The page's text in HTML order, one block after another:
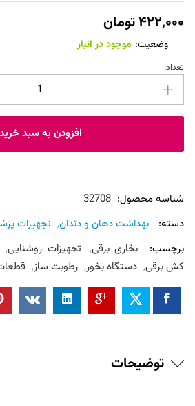
۴۲۲,۰۰۰تومان
وضعیت: موجود در انبار
چسب
دندان
مصنوعی
تعداد:
افزودن به سبد خرید
شناسه محصول: 32708
دسته:
بهداشت دهان و دندان, تجهیزات
برچسب:
بخاری برقی, تجهیزات روشنایی,
کش برقی, دستگاه بخور, رطوبت ساز,
توضیحات